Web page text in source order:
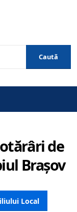
Caută
de
Brașov
Local